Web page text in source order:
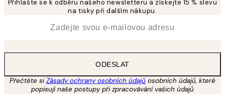
Přihlašte se k odběru našeho newsletteru a získejte 15 % slevu
na tisky při dalším nákupu.
ODESLAT
Přečtěte siZásady ochrany osobních údajů osobních údajů, které
popisují naše postupy při zpracovávání vašich údajů